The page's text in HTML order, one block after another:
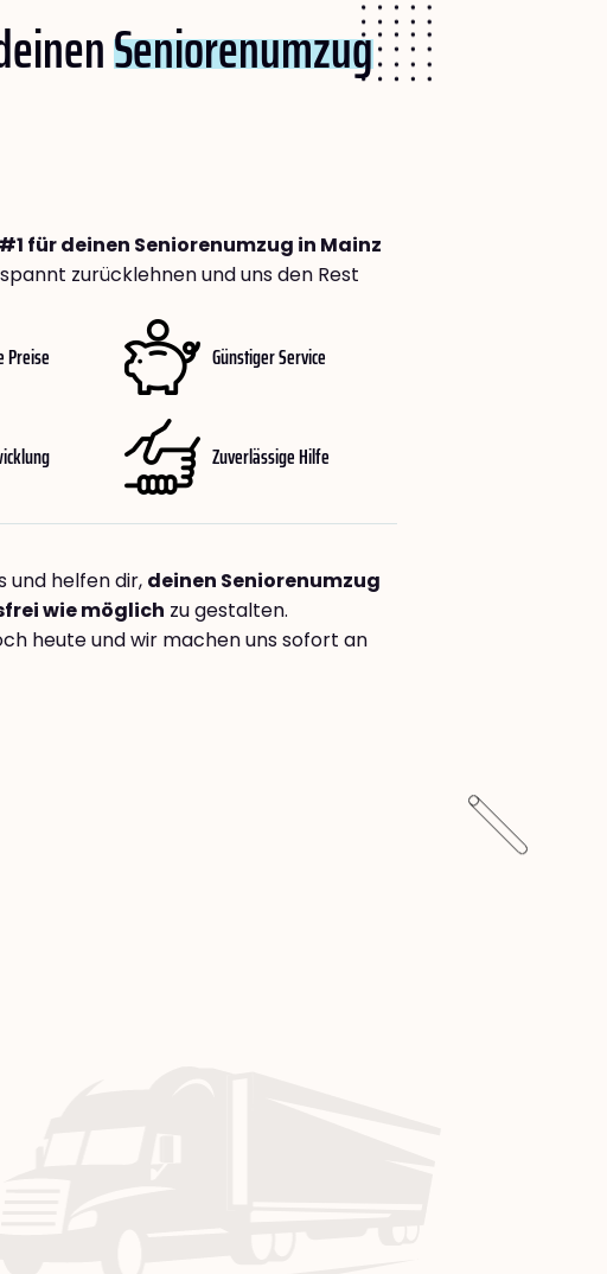
Seniorenumzug
für deinen Seniorenumzug in Mainz
zurücklehnen und uns den Rest
Preise Günstiger Service
Zuverlässige Hilfe
und helfen dir, deinen Seniorenumzug
wie möglich zu gestalten.
heute und wir machen uns sofort an